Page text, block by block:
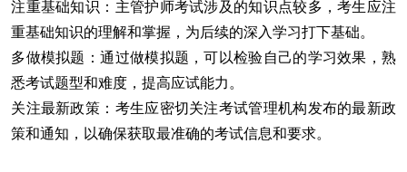
注重基础知识 ‌：主管护师考试涉及的知识点较多，考生应注
重基础知识的理解和掌握，为后续的深入学习打下基础。
多做模拟题 ‌：通过做模拟题，可以检验自己的学习效果，熟
悉考试题型和难度，提高应试能力。
关注最新政策 ‌：考生应密切关注考试管理机构发布的最新政
策和通知，以确保获取最准确的考试信息和要求。